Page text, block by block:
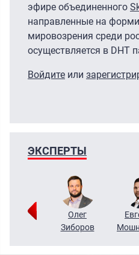
эфире объединенного
направленные на
мировозрения среди
осуществляется в DHT
Войдите или
ЭКСПЕРТЫ
Григорий
Олег
Зиборов